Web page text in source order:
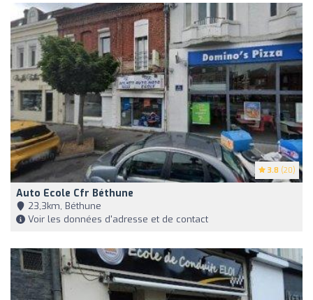
3.8 (20)
Auto Ecole Cfr Béthune
23,3km, Béthune
Voir les données d'adresse et de contact